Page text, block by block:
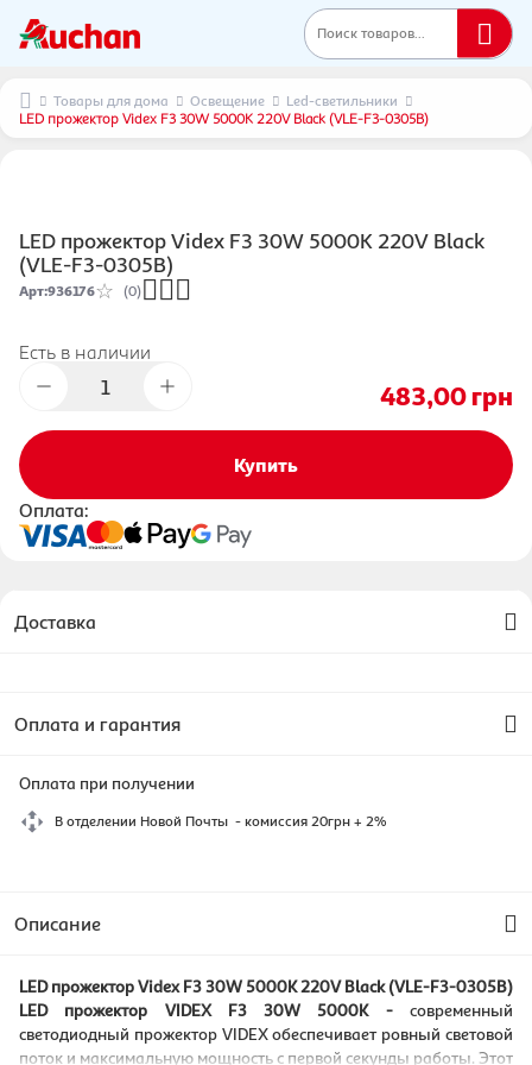
Поиск товаров...
Товары для дома Освещение
Led-светильники
LED прожектор Videx F3 30W 5000K 220V Black (VLE-F3-0305B)
LED прожектор Videx F3 30W 5000K 220V Black
(VLE-F3-0305B)
Арт:936176 (0)
Есть в наличии
483,00грн
Купить
Оплата:
Доставка
Оплата и гарантия
Оплата при получении
В отделении Новой Почты - комиссия 20грн + 2%
Описание
LED прожектор Videx F3 30W 5000K 220V Black (VLE-F3-0305B)
LED прожектор VIDEX F3 30W 5000K - современный
светодиодный прожектор VIDEX обеспечивает ровный световой
поток и максимальную мощность с первой секунды работы. Этот